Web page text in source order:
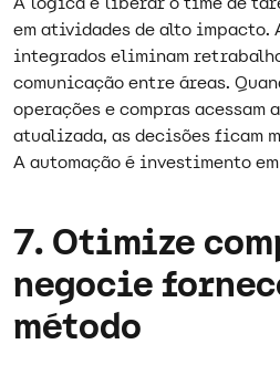
em atividades de alto impacto.
integrados eliminam
comunicação entre áreas.
operações e compras acessam
atualizada, as decisões ficam
A automação é investimento
7. Otimize
negocie
método